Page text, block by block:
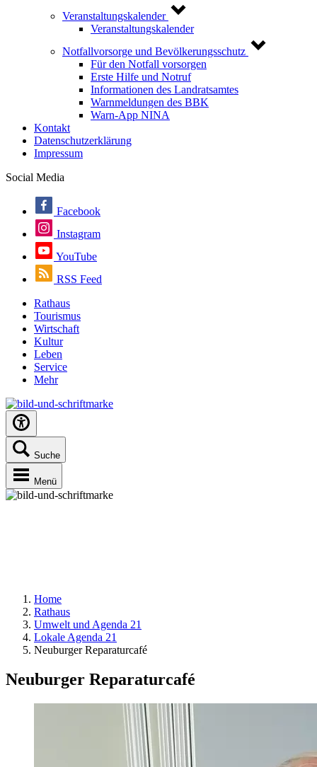
Veranstaltungskalender
Veranstaltungskalender
Notfallvorsorge und Bevölkerungsschutz
Für den Notfall vorsorgen
Erste Hilfe und Notruf
Informationen des Landratsamtes
Warnmeldungen des BBK
Warn-App NINA
Kontakt
Datenschutzerklärung
Impressum
Social Media
Facebook
Instagram
YouTube
RSS Feed
Rathaus
Tourismus
Wirtschaft
Kultur
Leben
Service
Mehr
Suche
Menü
Home
Rathaus
Umwelt und Agenda 21
Lokale Agenda 21
Neuburger Reparaturcafé
Neuburger Reparaturcafé